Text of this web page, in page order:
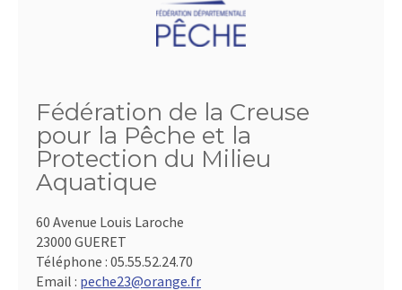
Fédération de la Creuse
pour la Pêche et la
Protection du Milieu
Aquatique
60 Avenue Louis Laroche
23000 GUERET
Téléphone : 05.55.52.24.70
Email : peche23@orange.fr